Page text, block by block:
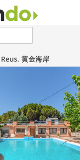
Reus, 黄金海岸